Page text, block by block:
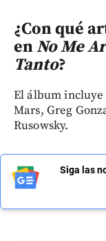
¿Con qué
enNo Me
Tanto?
El álbum incluye
Mars, Greg
Rusowsky.
Siga las